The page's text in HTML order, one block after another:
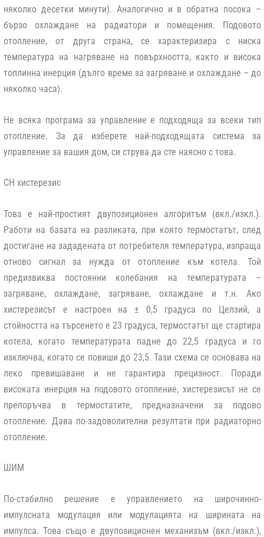
няколко десетки минути). Аналогично и в обратна посока –
бързо охлаждане на радиатори и помещения. Подовото
отопление, от друга страна, се характеризира с ниска
температура на нагряване на повърхността, както и висока
топлинна инерция (дълго време за загряване и охлаждане – до
няколко часа).
Не всяка програма за управление е подходяща за всеки тип
отопление. За да изберете най-подходящата система за
управление за вашия дом, си струва да сте наясно с това.
CH хистерезис
Това е най-простият двупозиционен алгоритъм (вкл./изкл.).
Работи на базата на разликата, при която термостатът, след
достигане на зададената от потребителя температура, изпраща
отново сигнал за нужда от отопление към котела. Той
предизвиква постоянни колебания на температурата –
загряване, охлаждане, загряване, охлаждане и т.н. Ако
хистерезисът е настроен на ± 0,5 градуса по Целзий, а
стойността на търсенето е 23 градуса, термостатът ще стартира
котела, когато температурата падне до 22,5 градуса и го
изключва, когато се повиши до 23,5. Тази схема се основава на
леко превишаване и не гарантира прецизност. Поради
високата инерция на подовото отопление, хистерезисът не се
препоръчва в термостатите, предназначени за подово
отопление. Дава по-задоволителни резултати при радиаторно
отопление.
ШИМ
По-стабилно решение е управлението на широчинно-
импулсната модулация или модулацията на ширината на
импулса. Това също е двупозиционен механизъм (вкл./изкл.),